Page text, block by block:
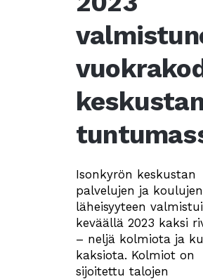
Isonkyrön keskustan
palvelujen ja koulujen
läheisyyteen valmistui
keväällä 2023 kaksi
– neljä kolmiota ja
kaksiota. Kolmiot on
sijoitettu talojen